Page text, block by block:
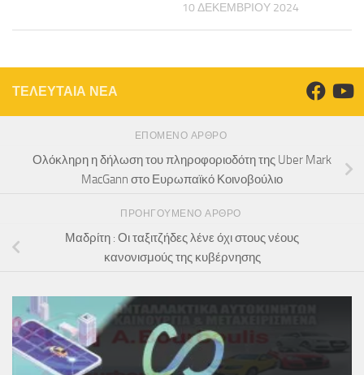
10 ΔΕΚΕΜΒΡΊΟΥ 2024
ΤΕΛΕΥΤΑΙΑ ΝΕΑ
ΕΠΌΜΕΝΟ ΆΡΘΡΟ
Ολόκληρη η δήλωση του πληροφοριοδότη της Uber Mark
MacGann στο Ευρωπαϊκό Κοινοβούλιο
ΠΡΟΗΓΟΎΜΕΝΟ ΆΡΘΡΟ
Μαδρίτη : Οι ταξιτζήδες λένε όχι στους νέους
κανονισμούς της κυβέρνησης